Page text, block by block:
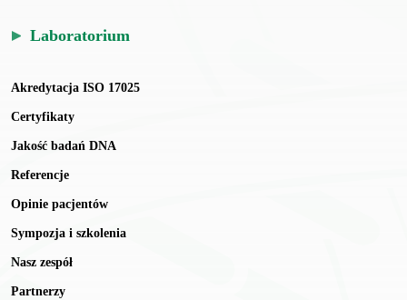
Laboratorium
Akredytacja ISO 17025
Certyfikaty
Jakość badań DNA
Referencje
Opinie pacjentów
Sympozja i szkolenia
Nasz zespół
Partnerzy